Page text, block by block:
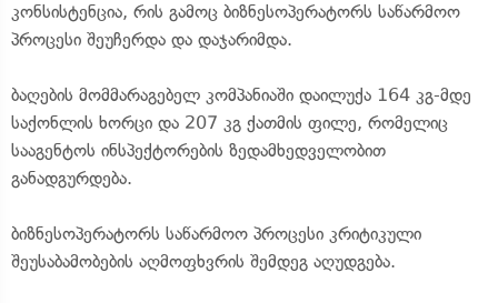
კონსისტენცია, რის გამოც ბიზნესოპერატორს საწარმოო
პროცესი შეუჩერდა და დაჯარიმდა.
ბაღების მომმარაგებელ კომპანიაში დაილუქა 164 კგ-მდე
საქონლის ხორცი და 207 კგ ქათმის ფილე, რომელიც
სააგენტოს ინსპექტორების ზედამხედველობით
განადგურდება.
ბიზნესოპერატორს საწარმოო პროცესი კრიტიკული
შეუსაბამობების აღმოფხვრის შემდეგ აღუდგება.